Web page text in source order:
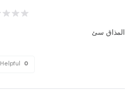
المذاق سئ
Helpful 0